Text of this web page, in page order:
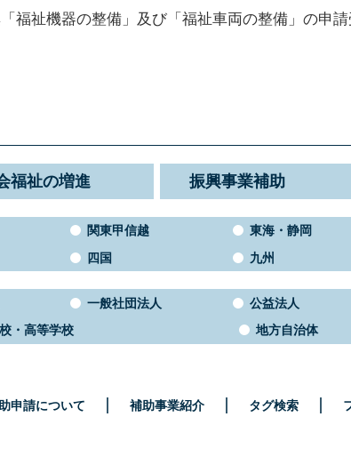
福祉機器の整備」及び「福祉車両の整備」の申請
福祉の増進 振興事業補助
関東甲信越 東海・静岡
四国 九州
一般社団法人 公益法人
・高等学校 地方自治体
申請について 補助事業紹介 タグ検索